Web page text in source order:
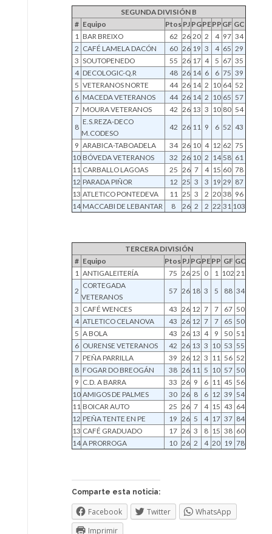
SEGUNDA DIVISIÓN B
# Equipo Ptos PJ PGPEPP GF GC
1 BAR BREIXO 62 26 20 2 4 97 34
2 CAFÉ LAMELA DACÓN 60 26 19 3 4 65 29
3 SOUTOPENEDO 55 26 17 4 5 67 35
4 DECOLOGIC-Q.R 48 26 14 6 6 75 39
5 VETERANOS NORTE 44 26 14 2 10 64 52
6 MACEDA VETERANOS 44 26 14 2 10 65 57
7 MOURA VETERANOS 42 26 13 3 10 80 54
8
E.S.REZA-DECO
M.CODESO
42 26 11 9 6 52 43
9 ARABICA-TABOADELA 34 26 10 4 12 62 75
10 BÓVEDA VETERANOS 32 26 10 2 14 58 61
11 CARBALLO LAGOAS 25 26 7 4 15 60 78
12 PARADA PIÑOR 12 25 3 3 19 29 87
13 ATLETICO PONTEDEVA 11 25 3 2 20 38 96
14 MACCABI DE LEBANTAR 8 26 2 2 22 31 103
TERCERA DIVISIÓN
# Equipo Ptos PJ PGPEPP GF GC
1 ANTIGALEITERÍA 75 26 25 0 1 102 21
2
CORTEGADA
VETERANOS
57 26 18 3 5 88 34
3 CAFÉ WENCES 43 26 12 7 7 67 50
4 ATLETICO CELANOVA 43 26 12 7 7 65 50
5 A BOLA 43 26 13 4 9 50 51
6 OURENSE VETERANOS 42 26 13 3 10 53 55
7 PEÑA PARRILLA 39 26 12 3 11 56 52
8 FOGAR DO BREOGÁN 38 26 11 5 10 57 50
9 C.D. A BARRA 33 26 9 6 11 45 56
10 AMIGOS DE PALMES 30 26 8 6 12 39 54
11 BOICAR AUTO 25 26 7 4 15 43 64
12 PEÑA TENTE EN PE 19 26 5 4 17 37 84
13 CAFÉ GRADUADO 17 26 3 8 15 38 60
14 A PRORROGA 10 26 2 4 20 19 78
Comparte esta noticia:
Facebook Twitter
WhatsApp
Imprimir